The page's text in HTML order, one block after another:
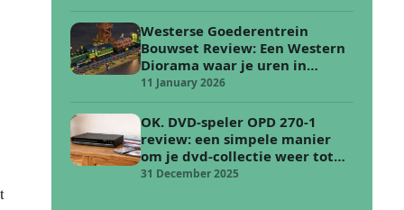
Westerse Goederentrein
Bouwset Review: Een Western
Diorama waar je uren in
verdwijnt
11 January 2026
OK. DVD-speler OPD 270-1
review: een simpele manier
om je dvd-collectie weer tot
leven te wekken
31 December 2025